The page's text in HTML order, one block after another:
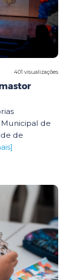
401 visualizações
de
de